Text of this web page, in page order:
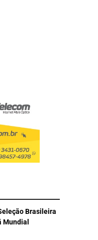
Brasileira
Mundial